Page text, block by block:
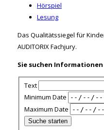
Hörspiel
Lesung
Das Qualitätssiegel für
AUDITORIX Fachjury.
Sie suchen
Text
Minimum Date
Maximum Date